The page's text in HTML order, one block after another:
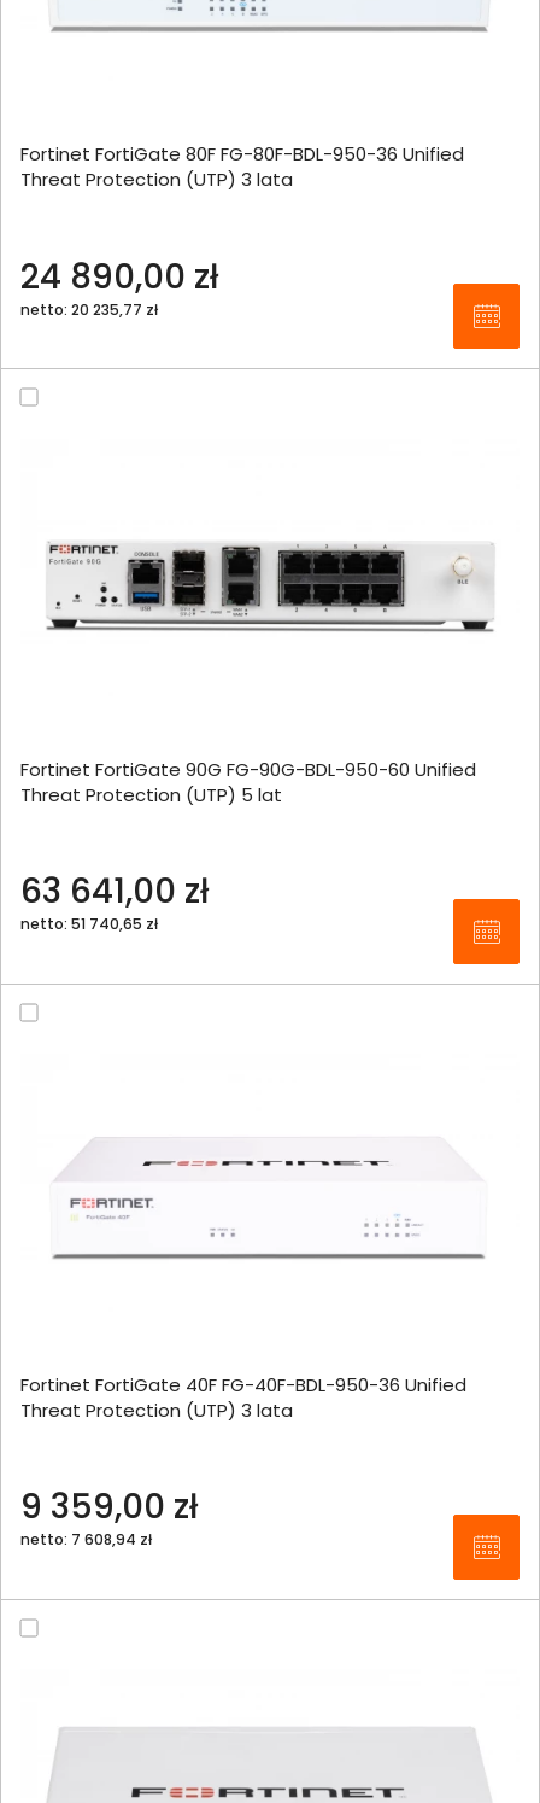
Fortinet FortiGate 80F FG-80F-BDL-950-36 Unified
Threat Protection (UTP) 3 lata
24 890,00 zł
netto: 20 235,77 zł
Fortinet FortiGate 90G FG-90G-BDL-950-60 Unified
Threat Protection (UTP) 5 lat
63 641,00 zł
netto: 51 740,65 zł
Fortinet FortiGate 40F FG-40F-BDL-950-36 Unified
Threat Protection (UTP) 3 lata
9 359,00 zł
netto: 7 608,94 zł